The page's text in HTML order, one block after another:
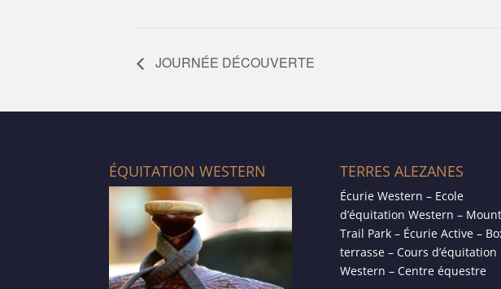
JOURNÉE DÉCOUVERTE
ÉQUITATION WESTERN TERRES ALEZANES
Écurie Western – Ecole
d’équitation Western –
Trail Park – Écurie Active –
terrasse – Cours d’équitation
Western – Centre équestre